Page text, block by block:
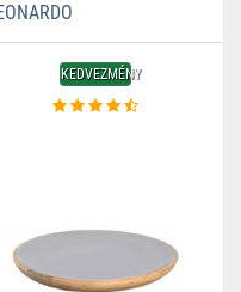
KEDVEZMÉNY